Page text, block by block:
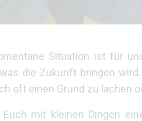
Situation ist für
die Zukunft bringen
oft einen Grund zu lachen
mit kleinen Dingen